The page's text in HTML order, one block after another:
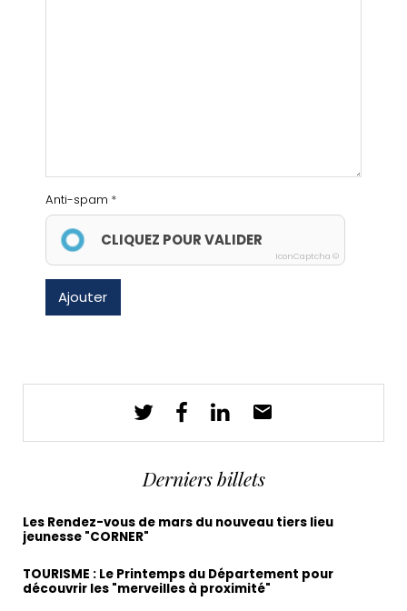
Anti-spam
CLIQUEZ POUR VALIDER
IconCaptcha ©
Ajouter
Derniers billets
Les Rendez-vous de mars du nouveau tiers lieu
jeunesse "CORNER"
TOURISME : Le Printemps du Département pour
découvrir les "merveilles à proximité"